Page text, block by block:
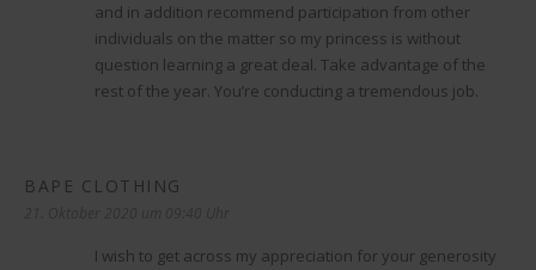
and in addition recommend participation from other
individuals on the matter so my princess is without
question learning a great deal. Take advantage of the
rest of the year. You’re conducting a tremendous job.
BAPE CLOTHING
I wish to get across my appreciation for your generosity